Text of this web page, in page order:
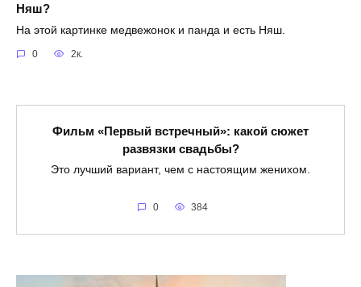
Няш?
На этой картинке медвежонок и панда и есть Няш.
0 2к.
Фильм «Первый встречный»: какой сюжет
развязки свадьбы?
Это лучший вариант, чем с настоящим женихом.
0 384